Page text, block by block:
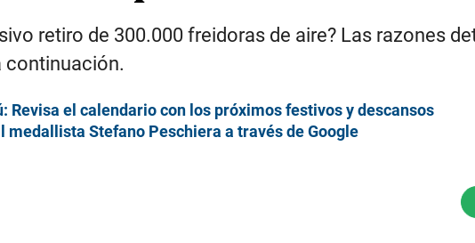
retiro de 300.000 freidoras de aire? Las razones
continuación.
Revisa el calendario con los próximos festivos y descansos
Stefano Peschiera a través de Google